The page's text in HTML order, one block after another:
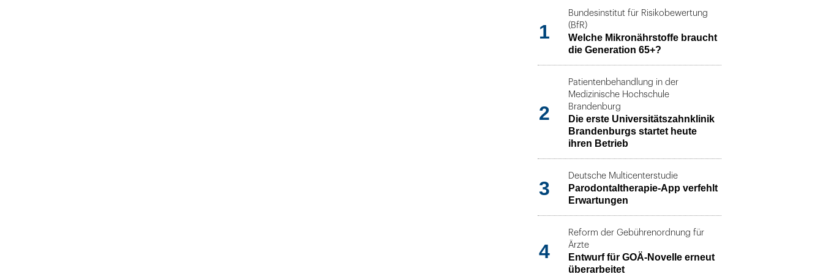
1
Bundesinstitut für Risikobewertung
(BfR)
Welche Mikronährstoffe braucht
die Generation 65+?
2
Patientenbehandlung in der
Medizinische Hochschule
Brandenburg
Die erste Universitätszahnklinik
Brandenburgs startet heute
ihren Betrieb
3
Deutsche Multicenterstudie
Parodontaltherapie-App verfehlt
Erwartungen
4
Reform der Gebührenordnung für
Ärzte
Entwurf für GOÄ-Novelle erneut
überarbeitet